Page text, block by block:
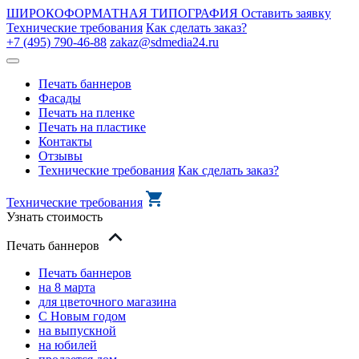
ШИРОКОФОРМАТНАЯ ТИПОГРАФИЯ Оставить заявку
Технические требования Как сделать заказ?
+7 (495) 790-46-88 zakaz@sdmedia24.ru
Печать баннеров
Фасады
Печать на пленке
Печать на пластике
Контакты
Отзывы
Технические требования Как сделать заказ?
Технические требования
Узнать стоимость
Печать баннеров
Печать баннеров
на 8 марта
для цветочного магазина
С Новым годом
на выпускной
на юбилей